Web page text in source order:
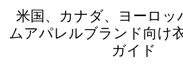
米国、カナダ、ヨーロッ
ムアパレルブランド向け
ガイド